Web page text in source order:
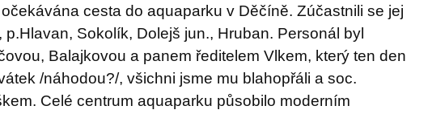
cesta do aquaparku v Děčíně. Zúčastnili se jej
p.Hlavan, Sokolík, Dolejš jun., Hruban. Personál byl
Balajkovou a panem ředitelem Vlkem, který ten den
/náhodou?/, všichni jsme mu blahopřáli a soc.
Celé centrum aquaparku působilo moderním